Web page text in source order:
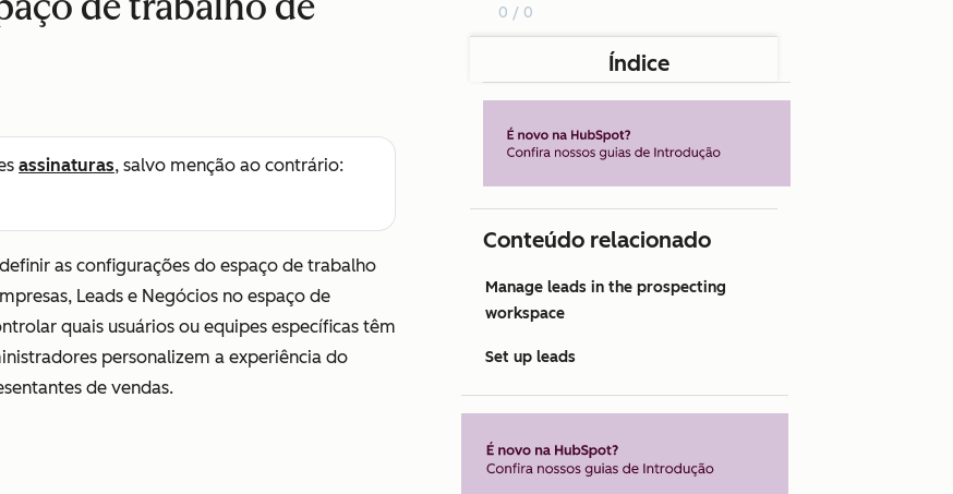
assinaturas, salvo menção ao contrário:
as configurações do espaço de trabalho
, Leads e Negócios no espaço de
quais usuários ou equipes específicas têm
personalizem a experiência do
de vendas.
0 / 0
Índice
Conteúdo relacionado
Manage leads in the prospecting
workspace
Set up leads